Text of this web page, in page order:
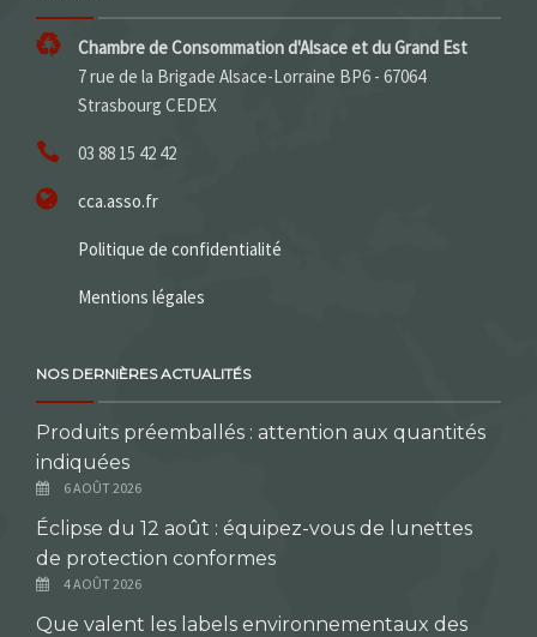
Chambre de Consommation d'Alsace et du Grand Est
7 rue de la Brigade Alsace-Lorraine BP6 - 67064
Strasbourg CEDEX
03 88 15 42 42
cca.asso.fr
Politique de confidentialité
Mentions légales
NOS DERNIÈRES ACTUALITÉS
Produits préemballés : attention aux quantités
indiquées
6 AOÛT 2026
Éclipse du 12 août : équipez-vous de lunettes
de protection conformes
4 AOÛT 2026
Que valent les labels environnementaux des